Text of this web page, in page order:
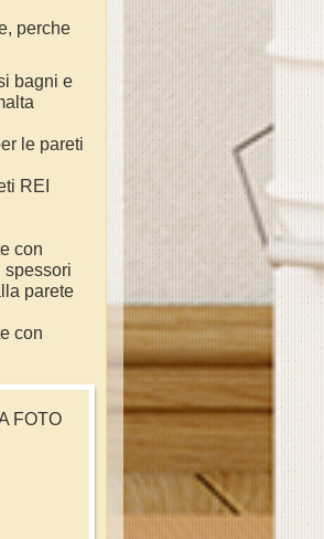
perche
bagni e
le pareti
REI
con
spessori
parete
con